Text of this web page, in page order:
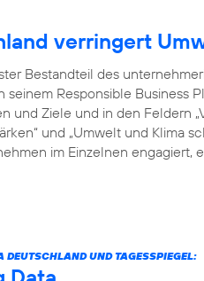
verringert
Bestandteil des
seinem Responsible Business
und Ziele und in den Feldern
und „Umwelt und Klima
im Einzelnen engagiert,
DEUTSCHLAND UND TAGESSPIEGEL: